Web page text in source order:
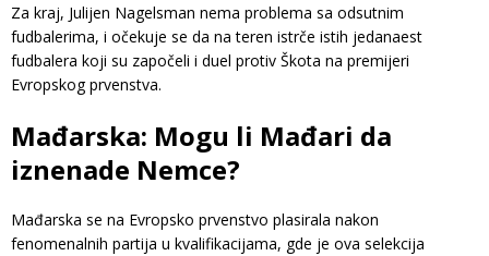
Za kraj, Julijen Nagelsman nema problema sa odsutnim
fudbalerima, i očekuje se da na teren istrče istih jedanaest
fudbalera koji su započeli i duel protiv Škota na premijeri
Evropskog prvenstva.
Mađarska: Mogu li Mađari da
iznenade Nemce?
Mađarska se na Evropsko prvenstvo plasirala nakon
fenomenalnih partija u kvalifikacijama, gde je ova selekcija